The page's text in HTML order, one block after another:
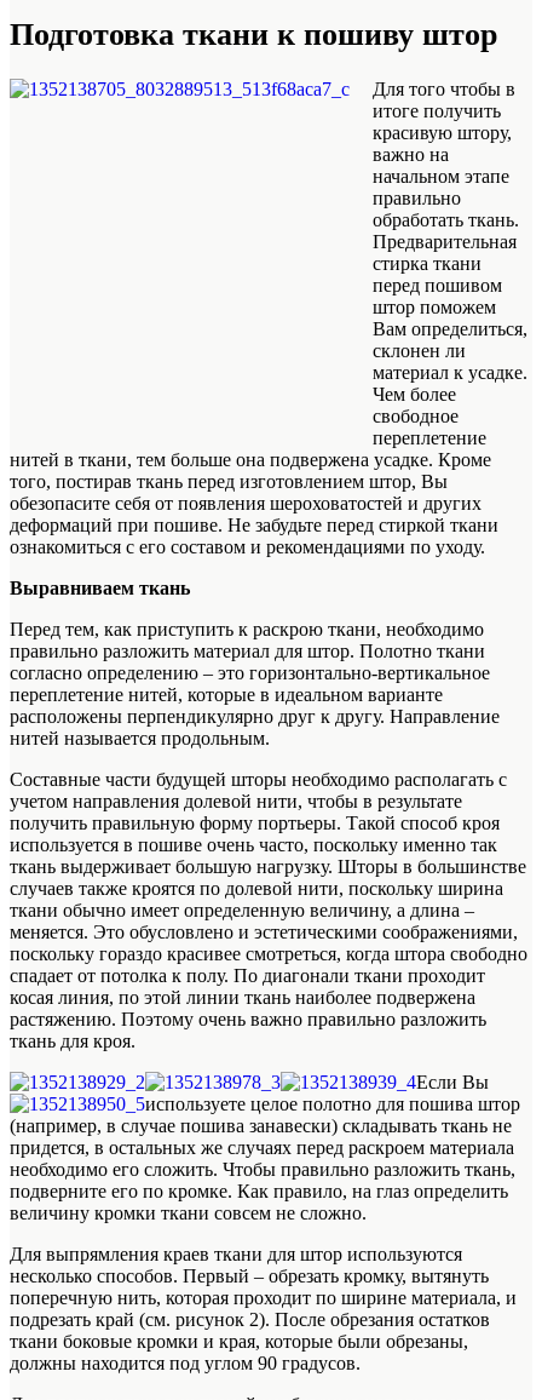
Подготовка ткани к пошиву штор
Для того чтобы в
итоге получить
красивую штору,
важно на
начальном этапе
правильно
обработать ткань.
Предварительная
стирка ткани
перед пошивом
штор поможем
Вам определиться,
склонен ли
материал к усадке.
Чем более
свободное
переплетение
нитей в ткани, тем больше она подвержена усадке. Кроме
того, постирав ткань перед изготовлением штор, Вы
обезопасите себя от появления шероховатостей и других
деформаций при пошиве. Не забудьте перед стиркой ткани
ознакомиться с его составом и рекомендациями по уходу.
Выравниваем ткань
Перед тем, как приступить к раскрою ткани, необходимо
правильно разложить материал для штор. Полотно ткани
согласно определению – это горизонтально-вертикальное
переплетение нитей, которые в идеальном варианте
расположены перпендикулярно друг к другу. Направление
нитей называется продольным.
Составные части будущей шторы необходимо располагать с
учетом направления долевой нити, чтобы в результате
получить правильную форму портьеры. Такой способ кроя
используется в пошиве очень часто, поскольку именно так
ткань выдерживает большую нагрузку. Шторы в большинстве
случаев также кроятся по долевой нити, поскольку ширина
ткани обычно имеет определенную величину, а длина –
меняется. Это обусловлено и эстетическими соображениями,
поскольку гораздо красивее смотреться, когда штора свободно
спадает от потолка к полу. По диагонали ткани проходит
косая линия, по этой линии ткань наиболее подвержена
растяжению. Поэтому очень важно правильно разложить
ткань для кроя.
Если Вы
используете целое полотно для пошива штор
(например, в случае пошива занавески) складывать ткань не
придется, в остальных же случаях перед раскроем материала
необходимо его сложить. Чтобы правильно разложить ткань,
подверните его по кромке. Как правило, на глаз определить
величину кромки ткани совсем не сложно.
Для выпрямления краев ткани для штор используются
несколько способов. Первый – обрезать кромку, вытянуть
поперечную нить, которая проходит по ширине материала, и
подрезать край (см. рисунок 2). После обрезания остатков
ткани боковые кромки и края, которые были обрезаны,
должны находится под углом 90 градусов.